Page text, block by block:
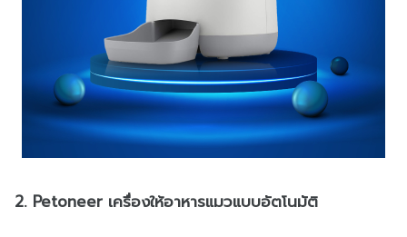
2. Petoneer เครื่องให้อาหารแมวแบบอัตโนมัติ